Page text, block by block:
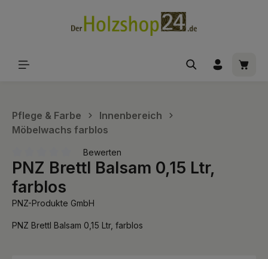
Pflege & Farbe
Innenbereich
Möbelwachs farblos
Durchschnittliche Bewertung von 0 von 5 Sternen
Bewerten
PNZ Brettl Balsam 0,15 Ltr,
farblos
PNZ-Produkte GmbH
PNZ Brettl Balsam 0,15 Ltr, farblos